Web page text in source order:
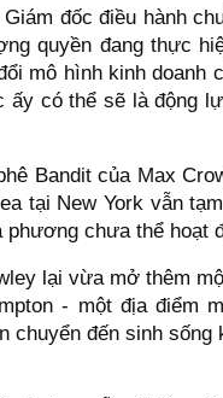
đốc điều hành
quyền đang thực
mô hình kinh doanh
ấy có thể sẽ là động
Bandit của Max
tại New York vẫn
phương chưa thể hoạt
lại vừa mở thêm
- một địa điểm
chuyển đến sinh sống